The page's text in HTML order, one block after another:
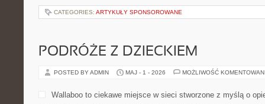
CATEGORIES: ARTYKUŁY SPONSOROWANE
PODRÓŻE Z DZIECKIEM
POSTED BY ADMIN MAJ - 1 - 2026 MOŻLIWOŚĆ
Wallaboo to ciekawe miejsce w sieci stworzone z myślą o